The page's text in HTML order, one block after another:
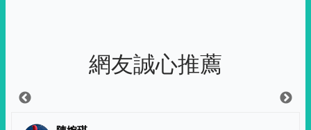
網友誠心推薦